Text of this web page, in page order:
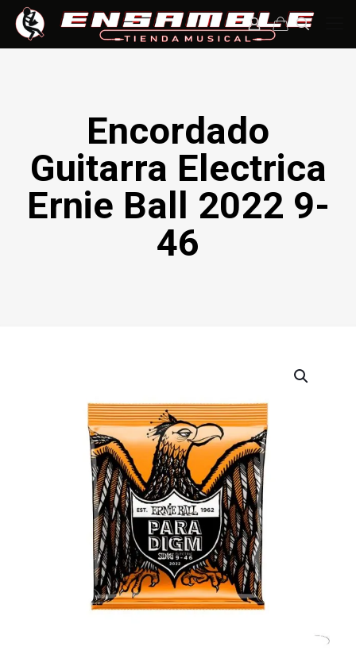
Encordado
Guitarra Electrica
Ernie Ball 2022 9-
46